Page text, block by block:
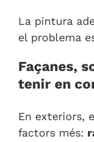
La pintura
el problema
Façanes,
tenir en
En exteriors,
factors més: